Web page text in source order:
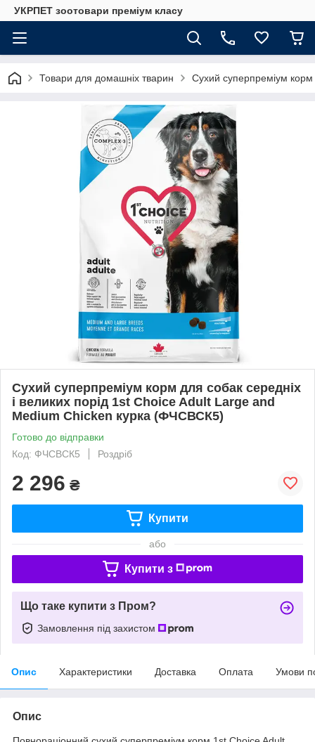
УКРПЕТ зоотовари преміум класу
Товари для домашніх тварин Сухий суперпреміум
Сухий суперпреміум корм для собак середніх
і великих порід 1st Choice Adult Large and
Medium Сhicken курка (ФЧСВСК5)
Готово до відправки
Код: ФЧСВСК5
Роздріб
2 296 ₴
Купити
або
Купити з
Що таке купити з Пром?
Замовлення під захистом
Опис Характеристики Доставка Оплата Умови
Опис